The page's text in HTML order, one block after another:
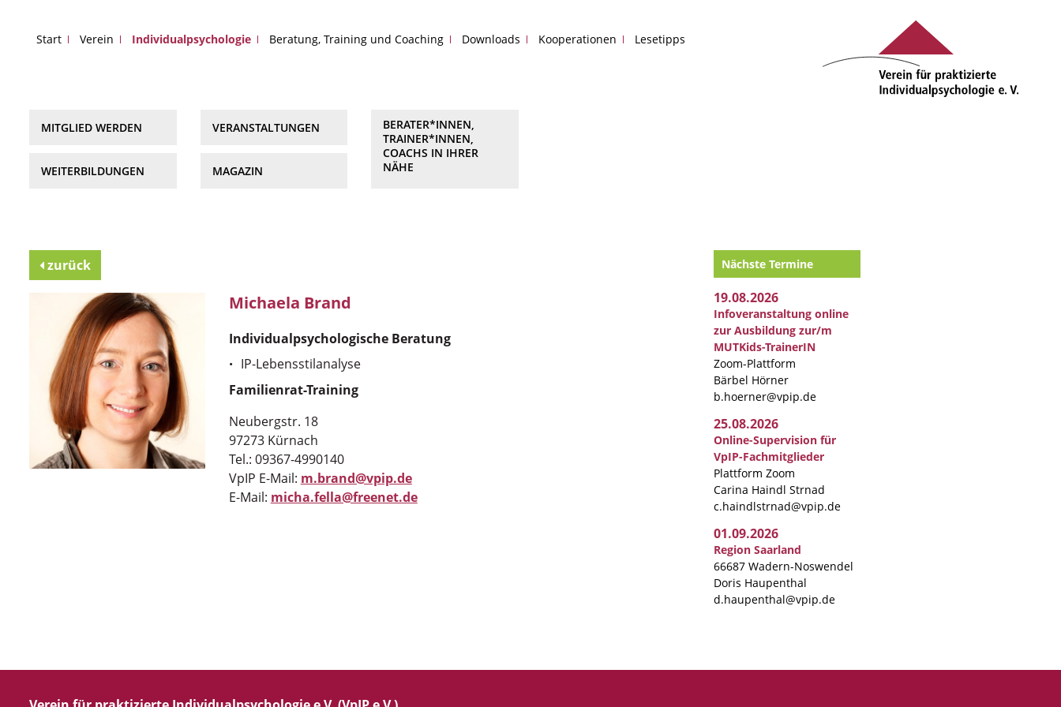
Start Verein Individualpsychologie Beratung, Training und Coaching Downloads Kooperationen Lesetipps
MITGLIED WERDEN
WEITERBILDUNGEN
VERANSTALTUNGEN
MAGAZIN
BERATER*INNEN,
TRAINER*INNEN,
COACHS IN IHRER
NÄHE
zurück
Michaela Brand
Individualpsychologische Beratung
IP-Lebensstilanalyse
Familienrat-Training
Neubergstr. 18
97273 Kürnach
Tel.: 09367-4990140
VpIP E-Mail: m.brand@vpip.de
E-Mail: micha.fella@freenet.de
Nächste Termine
19.08.2026
Infoveranstaltung online
zur Ausbildung zur/m
MUTKids-TrainerIN
Zoom-Plattform
Bärbel Hörner
b.hoerner@vpip.de
25.08.2026
Online-Supervision für
VpIP-Fachmitglieder
Plattform Zoom
Carina Haindl Strnad
c.haindlstrnad@vpip.de
01.09.2026
Region Saarland
66687 Wadern-Noswendel
Doris Haupenthal
d.haupenthal@vpip.de